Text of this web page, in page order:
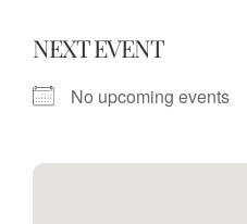
NEXT EVENT
No upcoming events